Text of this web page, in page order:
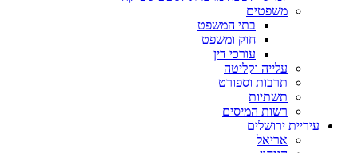
משפטים
בתי המשפט
חוק ומשפט
עורכי דין
עלייה וקליטה
תרבות וספורט
תשתיות
רשות המיסים
עיריית ירושלים
אריאל